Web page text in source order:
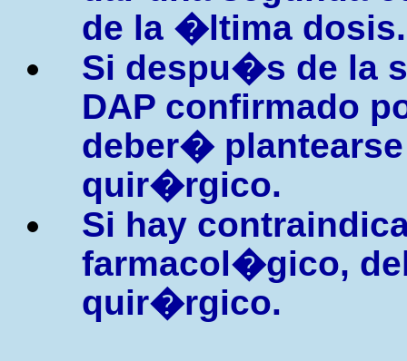
de la �ltima dosis.
Si despu�s de la
DAP confirmado
deber�
quir�rgico.
Si hay
farmacol�gico,
quir�rgico.